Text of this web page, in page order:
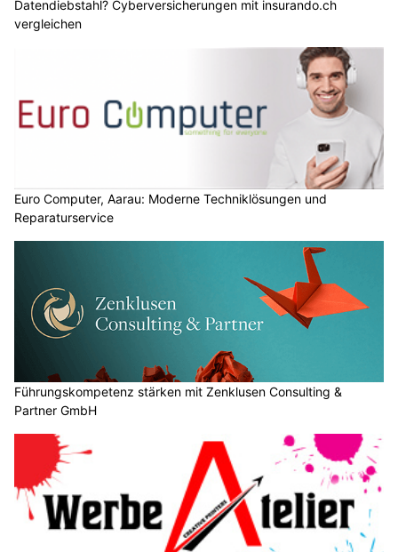
Datendiebstahl? Cyberversicherungen mit insurando.ch
vergleichen
Euro Computer, Aarau: Moderne Techniklösungen und
Reparaturservice
Führungskompetenz stärken mit Zenklusen Consulting &
Partner GmbH